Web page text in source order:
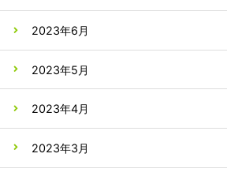
2023年6月
2023年5月
2023年4月
2023年3月